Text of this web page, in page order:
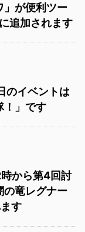
」が便利ツー
追加されます
のイベントは
！」です
から第4回討
の竜レグナー
す